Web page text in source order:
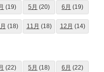
(19) 5月 (20) 6月 (19)
(18) 11月 (18) 12月 (14)
(22) 5月 (18) 6月 (22)